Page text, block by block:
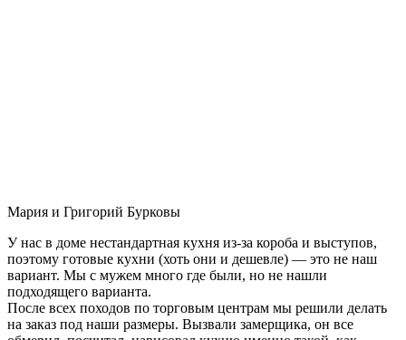
Мария и Григорий Бурковы
У нас в доме нестандартная кухня из-за короба и выступов,
поэтому готовые кухни (хоть они и дешевле) — это не наш
вариант. Мы с мужем много где были, но не нашли
подходящего варианта.
После всех походов по торговым центрам мы решили делать
на заказ под наши размеры. Вызвали замерщика, он все